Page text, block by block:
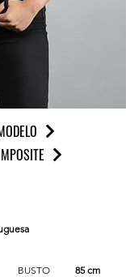
BUSTO
85 cm